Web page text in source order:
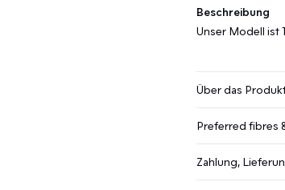
Beschreibung
Unser Modell ist
Über das
Preferred fibres
Zahlung,